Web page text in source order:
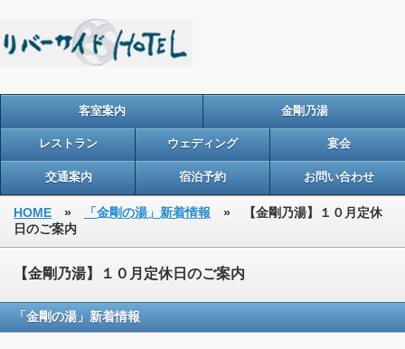
客室案内 金剛乃湯
レストラン ウェディング 宴会
交通案内 宿泊予約 お問い合わせ
HOME » 「金剛の湯」新着情報 » 【金剛乃湯】１０月定休
日のご案内
【金剛乃湯】１０月定休日のご案内
「金剛の湯」新着情報